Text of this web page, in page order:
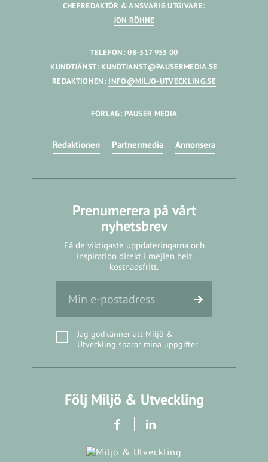
CHEFREDAKTÖR & ANSVARIG UTGIVARE:
JON RÖHNE
TELEFON: 08-517 955 00
KUNDTJÄNST: KUNDTJANST@PAUSERMEDIA.SE
REDAKTIONEN: INFO@MILJO-UTVECKLING.SE
FÖRLAG: PAUSER MEDIA
Redaktionen Partnermedia Annonsera
Prenumerera på vårt
nyhetsbrev
Få de viktigaste uppdateringarna och
inspiration direkt i mejlen helt
kostnadsfritt.
Jag godkänner att Miljö &
Utveckling sparar mina uppgifter
Följ Miljö & Utveckling